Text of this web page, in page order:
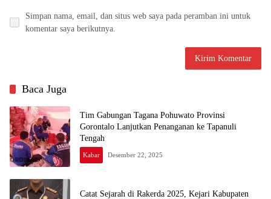
Simpan nama, email, dan situs web saya pada peramban ini untuk
komentar saya berikutnya.
Baca Juga
Tim Gabungan Tagana Pohuwato Provinsi
Gorontalo Lanjutkan Penanganan ke Tapanuli
Tengah
Kabar Desember 22, 2025
Catat Sejarah di Rakerda 2025, Kejari Kabupaten